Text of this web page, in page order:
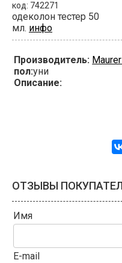
код: 742271
одеколон тестер 50
мл. инфо
Производитель:
пол:уни
Описание:
ОТЗЫВЫ
Имя
E-mail